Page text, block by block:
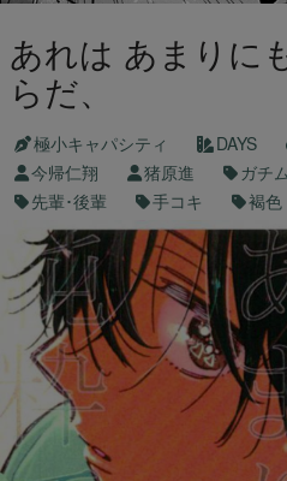
あれは あまりに
らだ、
極小キャパシティ DAYS
今帰仁翔
猪原進 ガチ
先輩･後輩
手コキ 褐色